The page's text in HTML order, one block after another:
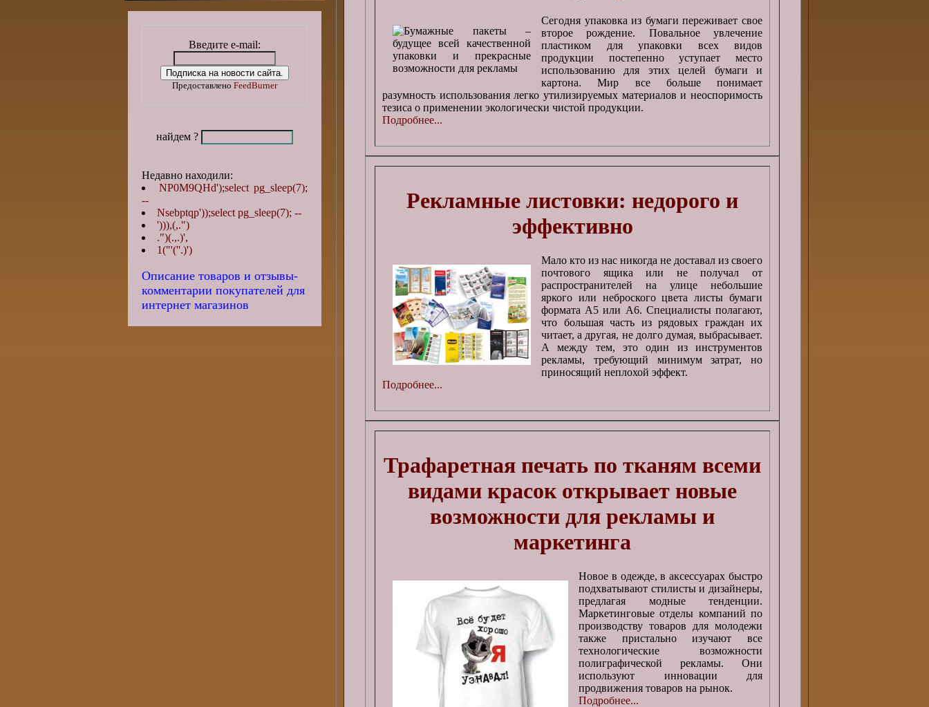
Сегодня упаковка из бумаги переживает свое
второе рождение. Повальное увлечение
пластиком для упаковки всех видов
продукции постепенно уступает место
использованию для этих целей бумаги и
картона. Мир все больше понимает
разумность использования легко утилизируемых материалов и неоспоримость
тезиса о применении экологически чистой продукции.
Подробнее...
Рекламные листовки: недорого и
эффективно
Мало кто из нас никогда не доставал из своего
почтового ящика или не получал от
распространителей на улице небольшие
яркого или неброского цвета листы бумаги
формата А5 или А6. Специалисты полагают,
что большая часть из рядовых граждан их
читает, а другая, не долго думая, выбрасывает.
А между тем, это один из инструментов
рекламы, требующий минимум затрат, но
приносящий неплохой эффект.
Подробнее...
Трафаретная печать по тканям всеми
видами красок открывает новые
возможности для рекламы и
маркетинга
Новое в одежде, в аксессуарах быстро
подхватывают стилисты и дизайнеры,
предлагая модные тенденции.
Маркетинговые отделы компаний по
производству товаров для молодежи
также пристально изучают все
технологические возможности
полиграфической рекламы. Они
используют инновации для
продвижения товаров на рынок.
Подробнее...
Введите e-mail:
Предоставлено FeedBurner
найдем ?
Недавно находили:
NP0M9QHd');select pg_sleep(7);
--
Nsebptqp'));select pg_sleep(7); --
'))),(,.")
.")(.,.)',
1("'(''.)')
Описание товаров и отзывы-
комментарии покупателей для
интернет магазинов